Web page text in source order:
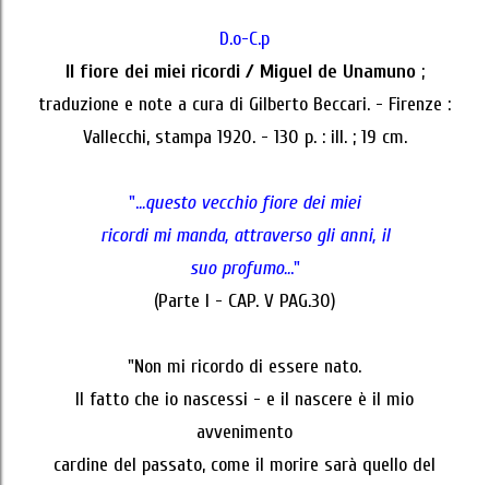
D.o-C.p
Il fiore dei miei ricordi / Miguel de Unamuno;
traduzione e note a cura di Gilberto Beccari. - Firenze :
Vallecchi, stampa 1920. - 130 p. : ill. ; 19 cm.
"...questo vecchio fiore dei miei
ricordi mi manda, attraverso gli anni, il
suo profumo..."
(Parte I - CAP. V PAG.30)
"Non mi ricordo di essere nato.
Il fatto che io nascessi - e il nascere è il mio
avvenimento
cardine del passato, come il morire sarà quello del